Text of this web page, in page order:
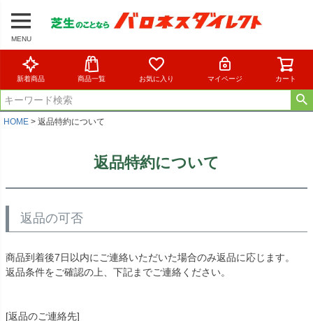
MENU
新着商品 商品一覧 お気に入り マイページ カート
HOME 返品特約について
返品特約について
返品の可否
商品到着後7日以内にご連絡いただいた場合のみ返品に応じます。
返品条件をご確認の上、下記までご連絡ください。
[返品のご連絡先]